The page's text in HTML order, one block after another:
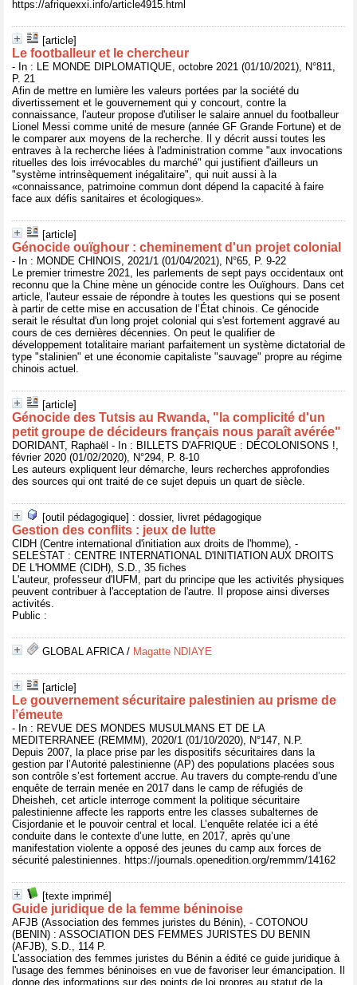
https://afriquexxi.info/article4915.html
[article]
Le footballeur et le chercheur
- In : LE MONDE DIPLOMATIQUE, octobre 2021 (01/10/2021), N°811,
P. 21
Afin de mettre en lumière les valeurs portées par la société du
divertissement et le gouvernement qui y concourt, contre la
connaissance, l'auteur propose d'utiliser le salaire annuel du footballeur
Lionel Messi comme unité de mesure (année GF Grande Fortune) et de
le comparer aux moyens de la recherche. Il y décrit aussi toutes les
entraves à la recherche liées à l'administration comme "aux invocations
rituelles des lois irrévocables du marché" qui justifient d'ailleurs un
"système intrinsèquement inégalitaire", qui nuit aussi à la
«connaissance, patrimoine commun dont dépend la capacité à faire
face aux défis sanitaires et écologiques».
[article]
Génocide ouïghour : cheminement d'un projet colonial
- In : MONDE CHINOIS, 2021/1 (01/04/2021), N°65, P. 9-22
Le premier trimestre 2021, les parlements de sept pays occidentaux ont
reconnu que la Chine mène un génocide contre les Ouïghours. Dans cet
article, l'auteur essaie de répondre à toutes les questions qui se posent
à partir de cette mise en accusation de l’État chinois. Ce génocide
serait le résultat d'un long projet colonial qui s'est fortement aggravé au
cours de ces dernières décennies. On peut le qualifier de
développement totalitaire mariant parfaitement un système dictatorial de
type "stalinien" et une économie capitaliste "sauvage" propre au régime
chinois actuel.
[article]
Génocide des Tutsis au Rwanda, "la complicité d'un
petit groupe de décideurs français nous paraît avérée"
DORIDANT, Raphaël - In : BILLETS D'AFRIQUE : DÉCOLONISONS !,
février 2020 (01/02/2020), N°294, P. 8-10
Les auteurs expliquent leur démarche, leurs recherches approfondies
des sources qui ont traité de ce sujet depuis un quart de siècle.
[outil pédagogique] : dossier, livret pédagogique
Gestion des conflits : jeux de lutte
CIDH (Centre international d'initiation aux droits de l'homme), -
SELESTAT : CENTRE INTERNATIONAL D'INITIATION AUX DROITS
DE L'HOMME (CIDH), S.D., 35 fiches
L'auteur, professeur d'IUFM, part du principe que les activités physiques
peuvent contribuer à l'acceptation de l'autre. Il propose ainsi diverses
activités.
Public :
GLOBAL AFRICA/ Magatte NDIAYE
[article]
Le gouvernement sécuritaire palestinien au prisme de
l’émeute
- In : REVUE DES MONDES MUSULMANS ET DE LA
MEDITERRANEE (REMMM), 2020/1 (01/10/2020), N°147, N.P.
Depuis 2007, la place prise par les dispositifs sécuritaires dans la
gestion par l’Autorité palestinienne (AP) des populations placées sous
son contrôle s’est fortement accrue. Au travers du compte-rendu d’une
enquête de terrain menée en 2017 dans le camp de réfugiés de
Dheisheh, cet article interroge comment la politique sécuritaire
palestinienne affecte les rapports entre les classes subalternes de
Cisjordanie et le pouvoir central et local. L’enquête relatée ici a été
conduite dans le contexte d’une lutte, en 2017, après qu’une
manifestation violente a opposé des jeunes du camp aux forces de
sécurité palestiniennes. https://journals.openedition.org/remmm/14162
[texte imprimé]
Guide juridique de la femme béninoise
AFJB (Association des femmes juristes du Bénin), - COTONOU
(BENIN) : ASSOCIATION DES FEMMES JURISTES DU BENIN
(AFJB), S.D., 114 P.
L'association des femmes juristes du Bénin a édité ce guide juridique à
l'usage des femmes béninoises en vue de favoriser leur émancipation. Il
donne des informations sur des points de loi propres au statut de la